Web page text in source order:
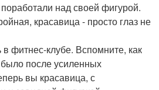
над своей фигурой.
красавица - просто глаз не
в фитнес-клубе. Вспомните, как
после усиленных
вы красавица, с